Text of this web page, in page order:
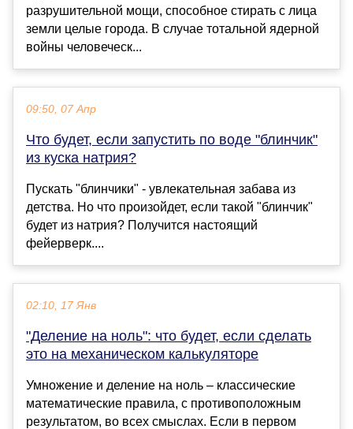
разрушительной мощи, способное стирать с лица
земли целые города. В случае тотальной ядерной
войны человеческ...
09:50, 07 Апр
Что будет, если запустить по воде "блинчик"
из куска натрия?
Пускать "блинчики" - увлекательная забава из
детства. Но что произойдет, если такой "блинчик"
будет из натрия? Получится настоящий
фейерверк....
02:10, 17 Янв
"Деление на ноль": что будет, если сделать
это на механическом калькуляторе
Умножение и деление на ноль – классические
математические правила, с противоположным
результатом, во всех смыслах. Если в первом